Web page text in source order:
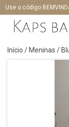
Use o código
Início / Meninas /